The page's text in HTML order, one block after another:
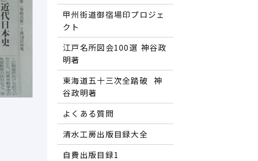
甲州街道御宿場印プロジェ
クト
江戸名所図会100選―― 神谷政
明著
東海道五十三次全踏破 ―― 神
谷政明著
よくある質問
清水工房出版目録大全
自費出版目録1